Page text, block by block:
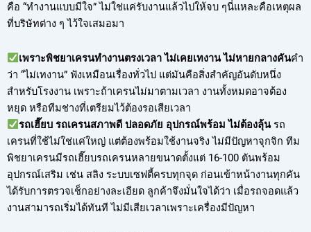
คือ “ทำงานแบบมีใจ” ไม่ใช่แค่รับงานแล้วไปให้จบ ๆนี่แหละคือเหตุผล
ที่บริษัทต่าง ๆ ไว้ใจเสมอมา
เพราะพิชยาเครนทำงานตรงเวลา ไม่เคยเทงาน ไม่หายกลางคันคำ
ว่า “ไม่เทงาน” ฟังเหมือนเรื่องทั่วไป แต่มันคือสิ่งสำคัญอันดับหนึ่ง
สำหรับโรงงาน เพราะถ้าเครนไม่มาตามเวลา งานทั้งหมดอาจต้อง
หยุด หรือทีมช่างที่เตรียมไว้ต้องรอเสียเวลา
รถเฮี๊ยบ รถเครนสภาพดี ปลอดภัย อุปกรณ์พร้อม ไม่ต้องลุ้นรถ
เครนที่ใช้ไม่ใช่แค่ใหญ่ แต่ต้องพร้อมใช้งานจริง ไม่มีปัญหาจุกจิก ทีม
พิชยาเครนมีรถเฮี๊ยบรถเครนหลายขนาดตั้งแต่ 16-100 ตันพร้อม
อุปกรณ์เสริม เช่น สลิง ระบบเซฟตี้ครบทุกจุด ก่อนเข้าหน้างานทุกคัน
ได้รับการตรวจเช็กอย่างละเอียด ลูกค้าจึงมั่นใจได้ว่า เมื่อรถจอดแล้ว
งานสามารถเริ่มได้ทันที ไม่มีเสียเวลาเพราะเครื่องมีปัญหา